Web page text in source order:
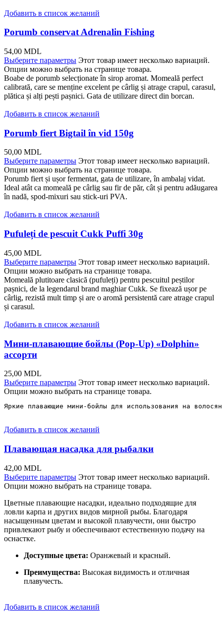
Добавить в список желаний
Porumb conservat Adrenalin Fishing
54,00 MDL
Выберите параметры Этот товар имеет несколько вариаций.
Опции можно выбрать на странице товара.
Boabe de porumb selecționate în sirop aromat. Momeală perfect
calibrată, care se menține excelent pe cârlig și atrage crapul, carasul,
plătica și alți pești pașnici. Gata de utilizare direct din borcan.
Добавить в список желаний
Porumb fiert Bigtail în vid 150g
50,00 MDL
Выберите параметры Этот товар имеет несколько вариаций.
Опции можно выбрать на странице товара.
Porumb fiert și ușor fermentat, gata de utilizare, în ambalaj vidat.
Ideal atât ca momeală pe cârlig sau fir de păr, cât și pentru adăugarea
în nadă, spod-mixuri sau stick-uri PVA.
Добавить в список желаний
Pufuleți de pescuit Cukk Puffi 30g
45,00 MDL
Выберите параметры Этот товар имеет несколько вариаций.
Опции можно выбрать на странице товара.
Momeală plutitoare clasică (pufuleți) pentru pescuitul peștilor
pașnici, de la legendarul brand maghiar Cukk. Se fixează ușor pe
cârlig, rezistă mult timp și are o aromă persistentă care atrage crapul
și carasul.
Добавить в список желаний
Мини-плавающие бойлы (Pop-Up) «Dolphin»
ассорти
25,00 MDL
Выберите параметры Этот товар имеет несколько вариаций.
Опции можно выбрать на странице товара.
Яркие плавающие мини-бойлы для использования на
Добавить в список желаний
Плавающая насадка для рыбалки
42,00 MDL
Выберите параметры Этот товар имеет несколько вариаций.
Опции можно выбрать на странице товара.
Цветные плавающие насадки, идеально подходящие для
ловли карпа и других видов мирной рыбы. Благодаря
насыщенным цветам и высокой плавучести, они быстро
привлекают рыбу и обеспечивают естественную подачу на
оснастке.
Доступные цвета: Оранжевый и красный.
Преимущества: Высокая видимость и отличная
плавучесть.
Добавить в список желаний